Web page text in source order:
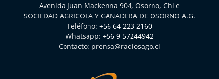
Avenida Juan Mackenna 904, Osorno, Chile
SOCIEDAD AGRICOLA Y GANADERA DE OSORNO A.G.
Teléfono: +56 64 223 2160
Whatsapp: +56 9 57244942
Contacto: prensa@radiosago.cl